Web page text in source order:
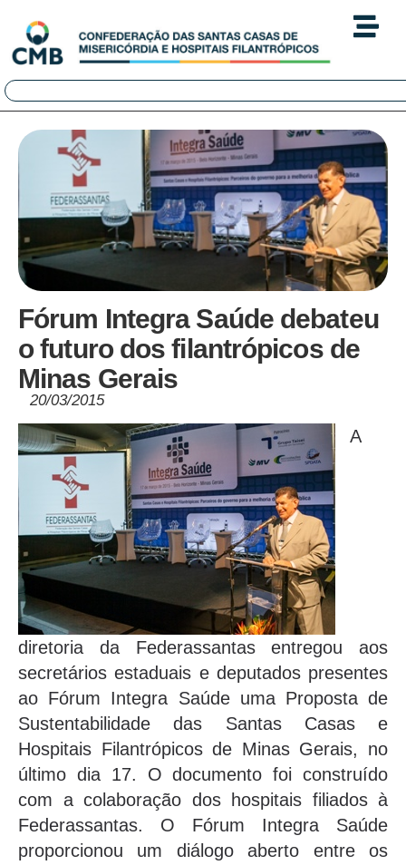
Fórum Integra Saúde debateu
o futuro dos filantrópicos de
Minas Gerais
20/03/2015
A
diretoria da Federassantas entregou aos
secretários estaduais e deputados presentes
ao Fórum Integra Saúde uma Proposta de
Sustentabilidade das Santas Casas e
Hospitais Filantrópicos de Minas Gerais, no
último dia 17. O documento foi construído
com a colaboração dos hospitais filiados à
Federassantas. O Fórum Integra Saúde
proporcionou um diálogo aberto entre os